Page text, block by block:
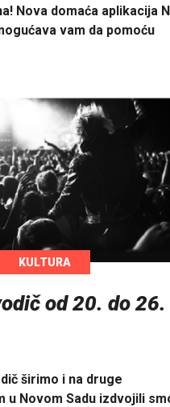
Nova domaća aplikacija
vam da pomoću
KULTURA
od 20. do 26.
širimo i na druge
u Novom Sadu izdvojili